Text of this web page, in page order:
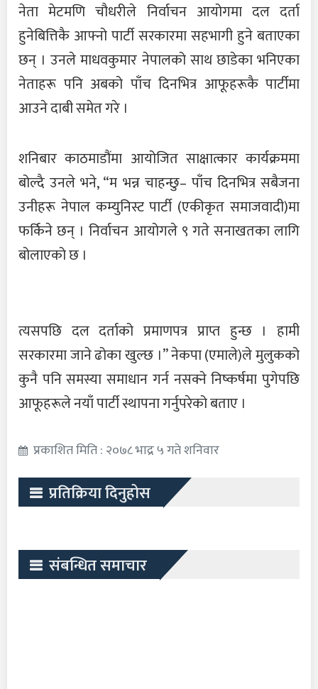
नेता मेटमणि चौधरीले निर्वाचन आयोगमा दल दर्ता
हुनेबित्तिकै आफ्नो पार्टी सरकारमा सहभागी हुने बताएका
छन् । उनले माधवकुमार नेपालको साथ छाडेका भनिएका
नेताहरू पनि अबको पाँच दिनभित्र आफूहरूकै पार्टीमा
आउने दाबी समेत गरे ।
शनिबार काठमाडौंमा आयोजित साक्षात्कार कार्यक्रममा
बोल्दै उनले भने, “म भन्न चाहन्छु– पाँच दिनभित्र सबैजना
उनीहरू नेपाल कम्युनिस्ट पार्टी (एकीकृत समाजवादी)मा
फर्किने छन् । निर्वाचन आयोगले ९ गते सनाखतका लागि
बोलाएको छ ।
त्यसपछि दल दर्ताको प्रमाणपत्र प्राप्त हुन्छ । हामी
सरकारमा जाने ढोका खुल्छ ।” नेकपा (एमाले)ले मुलुकको
कुनै पनि समस्या समाधान गर्न नसक्ने निष्कर्षमा पुगेपछि
आफूहरूले नयाँ पार्टी स्थापना गर्नुपरेको बताए ।
प्रकाशित मिति : २०७८ भाद्र ५ गते शनिवार
प्रतिक्रिया दिनुहोस
संबन्धित समाचार